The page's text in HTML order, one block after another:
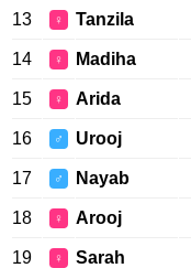
13 ♀ Tanzila
14 ♀ Madiha
15 ♀ Arida
16 ♂ Urooj
17 ♂ Nayab
18 ♀ Arooj
19 ♀ Sarah